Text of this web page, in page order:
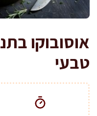
אוסובוקו
טבעי